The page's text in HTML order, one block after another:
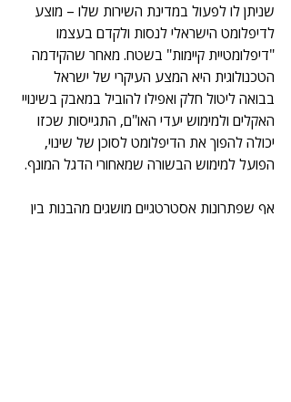
שניתן לו לפעול במדינת השירות שלו – מוצע
לדיפלומט הישראלי לנסות ולקדם בעצמו
"דיפלומטיית קיימות" בשטח. מאחר שהקידמה
הטכנולוגית היא המצע העיקרי של ישראל
בבואה ליטול חלק ואפילו להוביל במאבק בשינויי
האקלים ולמימוש יעדי האו"ם, התגייסות שכזו
יכולה להפוך את הדיפלומט לסוכן של שינוי,
הפועל למימוש הבשורה שמאחורי הדגל המונף.
אף שפתרונות אסטרטגיים מושגים מהבנות בין